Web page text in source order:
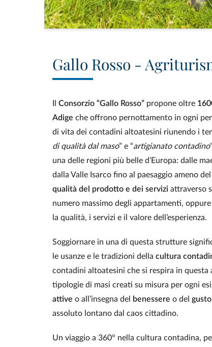
Gallo Rosso -
Consorzio “Gallo Rosso” propone oltre
Adige che offrono pernottamento in ogni
di vita dei contadini altoatesini riunendo i
di qualità dal maso” e “artigianato contadino
una delle regioni più belle d’Europa: dalle
dalla Valle Isarco fino al paesaggio ameno
qualità del prodotto e dei servizi attraverso
numero massimo degli appartamenti,
la qualità, i servizi e il valore dell’esperienza.
Soggiornare in una di questa strutture
le usanze e le tradizioni della cultura
contadini altoatesini che si respira in
tipologie di masi creati su misura per ogni
attive o all’insegna del benessere o del gusto
assoluto lontano dal caos cittadino.
Un viaggio a 360° nella cultura contadina,